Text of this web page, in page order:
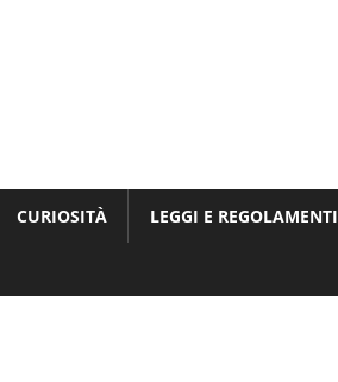
CURIOSITÀ LEGGI E REGOLAMENTI